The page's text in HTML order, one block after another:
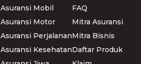
Asuransi Mobil
Asuransi Motor
Asuransi Perjalanan
Asuransi Kesehatan
FAQ
Mitra Asuransi
Mitra Bisnis
Daftar Produk